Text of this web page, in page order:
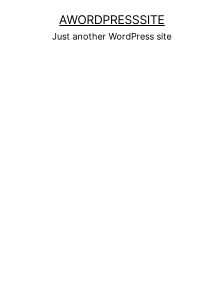
AWORDPRESSSITE
Just another WordPress site